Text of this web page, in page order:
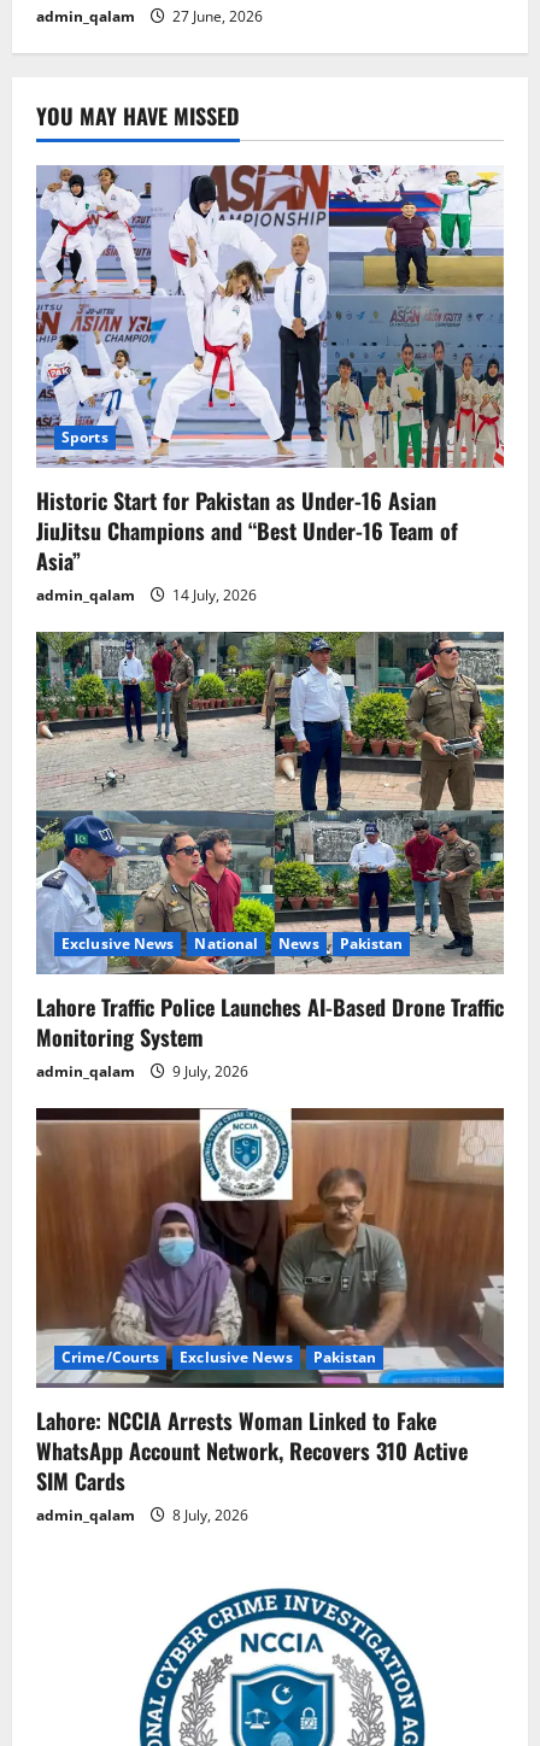
admin_qalam 27 June, 2026
YOU MAY HAVE MISSED
Sports
Historic Start for Pakistan as Under-16 Asian
JiuJitsu Champions and “Best Under-16 Team of
Asia”
admin_qalam 14 July, 2026
Exclusive News National News Pakistan
Lahore Traffic Police Launches AI-Based Drone Traffic
Monitoring System
admin_qalam 9 July, 2026
Crime/Courts Exclusive News Pakistan
Lahore: NCCIA Arrests Woman Linked to Fake
WhatsApp Account Network, Recovers 310 Active
SIM Cards
admin_qalam 8 July, 2026